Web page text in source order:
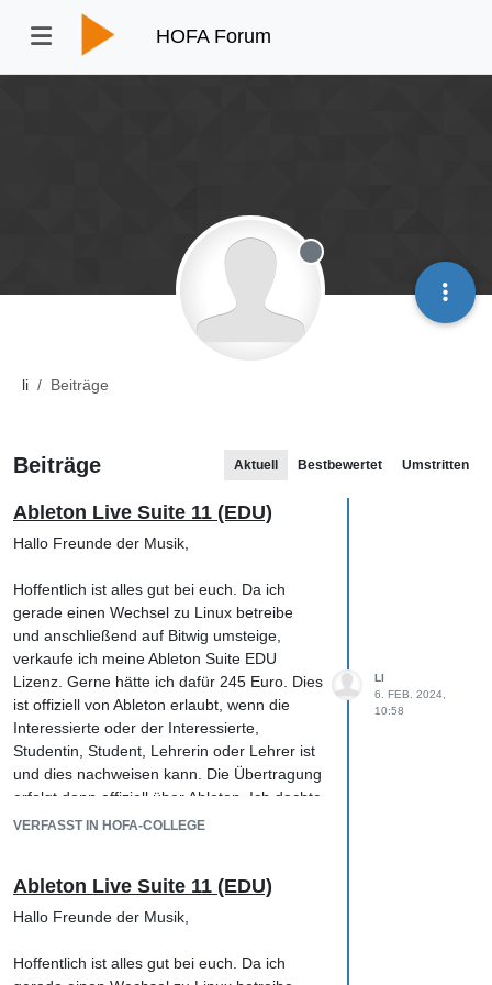
HOFA Forum
li Beiträge
Offline
Beiträge Aktuell Bestbewertet Umstritten
Ableton Live Suite 11 (EDU)
Hallo Freunde der Musik,
Hoffentlich ist alles gut bei euch. Da ich
gerade einen Wechsel zu Linux betreibe
und anschließend auf Bitwig umsteige,
verkaufe ich meine Ableton Suite EDU
Lizenz. Gerne hätte ich dafür 245 Euro. Dies
ist offiziell von Ableton erlaubt, wenn die
Interessierte oder der Interessierte,
Studentin, Student, Lehrerin oder Lehrer ist
und dies nachweisen kann. Die Übertragung
erfolgt dann offiziell über Ableton. Ich dachte
mir, ich gebe euch mal Bescheid. Der
Bescheid. Ich habe 359 Euro gezahlt
damals. Sind also dann nochmal mehr als
freundliche Grüße
VERFASST IN HOFA-COLLEGE
LI
6. FEB. 2024,
10:58
Ableton Live Suite 11 (EDU)
Hallo Freunde der Musik,
Hoffentlich ist alles gut bei euch. Da ich